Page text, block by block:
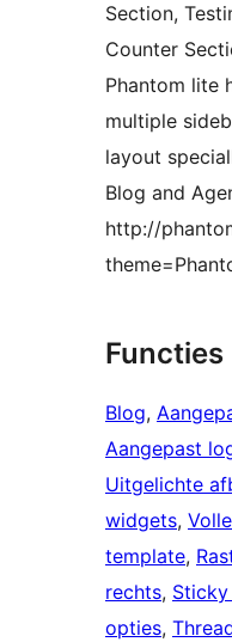
Section,
Counter
Phantom lite
multiple
layout
Blog and
http://
Functies
Blog,
Aangepast
Uitgelichte
widgets,
template,
rechts,
opties,